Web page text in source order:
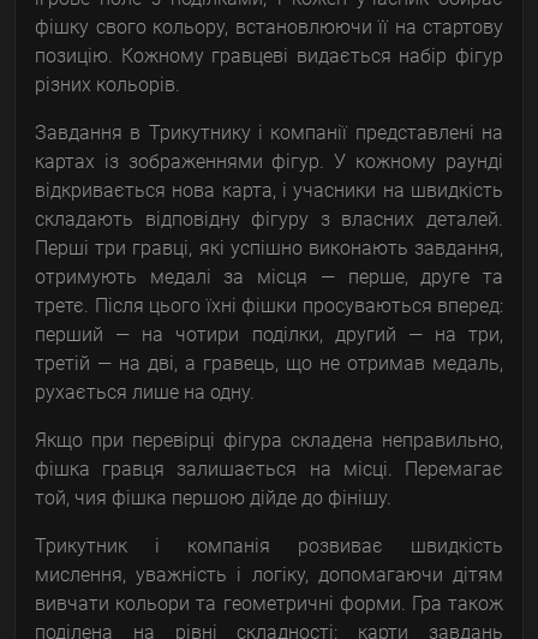
фішку свого кольору, встановлюючи її на стартову
позицію. Кожному гравцеві видається набір фігур
різних кольорів.
Завдання в Трикутнику і компанії представлені на
картах із зображеннями фігур. У кожному раунді
відкривається нова карта, і учасники на швидкість
складають відповідну фігуру з власних деталей.
Перші три гравці, які успішно виконають завдання,
отримують медалі за місця — перше, друге та
третє. Після цього їхні фішки просуваються вперед:
перший — на чотири поділки, другий — на три,
третій — на дві, а гравець, що не отримав медаль,
рухається лише на одну.
Якщо при перевірці фігура складена неправильно,
фішка гравця залишається на місці. Перемагає
той, чия фішка першою дійде до фінішу.
Трикутник і компанія розвиває швидкість
мислення, уважність і логіку, допомагаючи дітям
вивчати кольори та геометричні форми. Гра також
поділена на рівні складності: карти завдань